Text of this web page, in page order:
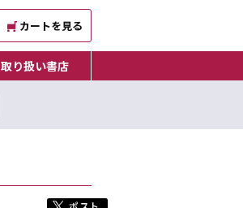
カートを見る
取り扱い書店